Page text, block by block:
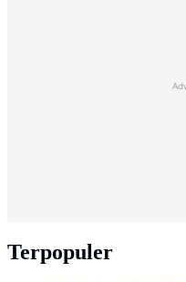
Terpopuler